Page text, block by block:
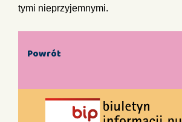
tymi nieprzyjemnymi.
Powrót